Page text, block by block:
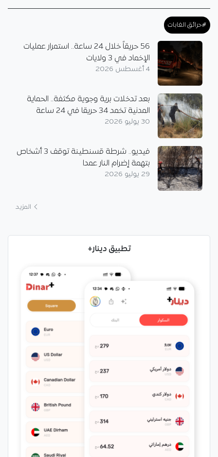
#حرائق الغابات
56 حريقاً خلال 24 ساعة.. استمرار عمليات
الإخماد في 3 ولايات
4 أغسطس 2026
بعد تدخلات برية وجوية مكثفة.. الحماية
المدنية تخمد 34 حريقا في 24 ساعة
30 يوليو 2026
فيديو.. شرطة قسنطينة توقف 3 أشخاص
بتهمة إضرام النار عمدا
29 يوليو 2026
المزيد
تطبيق دينار+